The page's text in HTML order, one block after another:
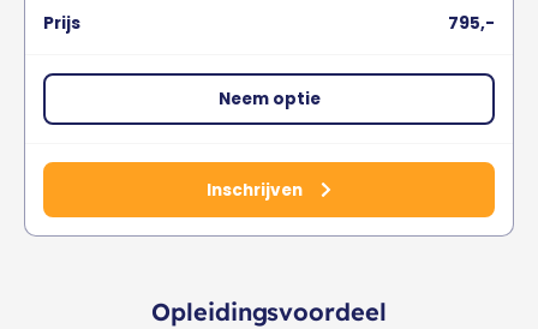
795,-
Neem optie
Inschrijven
Opleidingsvoordeel